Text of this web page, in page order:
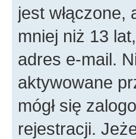
jest
mniej niż 13
adres e-mail.
aktywowane
mógł się
rejestracji.